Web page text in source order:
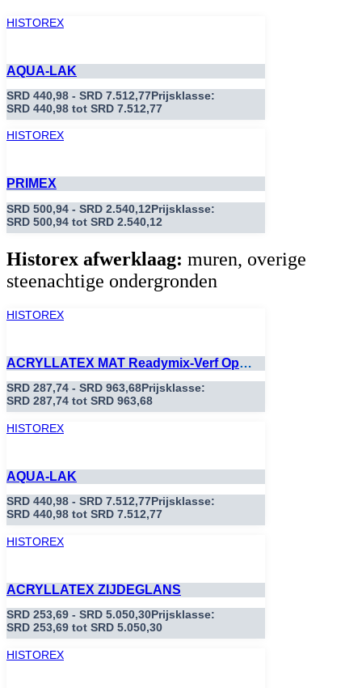
HISTOREX
AQUA-LAK
SRD 440,98 - SRD 7.512,77Prijsklasse:
SRD 440,98 tot SRD 7.512,77
HISTOREX
PRIMEX
SRD 500,94 - SRD 2.540,12Prijsklasse:
SRD 500,94 tot SRD 2.540,12
Historex afwerklaag: muren, overige
steenachtige ondergronden
HISTOREX
ACRYLLATEX MAT Readymix-Verf Op
SRD 287,74 - SRD 963,68Prijsklasse:
SRD 287,74 tot SRD 963,68
HISTOREX
AQUA-LAK
SRD 440,98 - SRD 7.512,77Prijsklasse:
SRD 440,98 tot SRD 7.512,77
HISTOREX
ACRYLLATEX ZIJDEGLANS
SRD 253,69 - SRD 5.050,30Prijsklasse:
SRD 253,69 tot SRD 5.050,30
HISTOREX